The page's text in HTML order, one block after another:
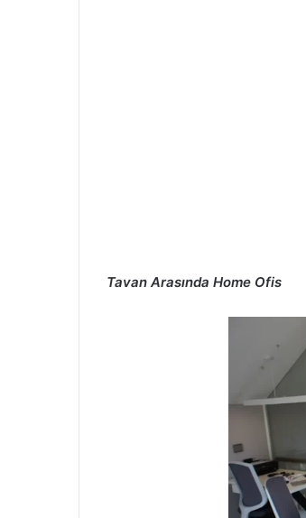
Tavan Arasında Home Ofis